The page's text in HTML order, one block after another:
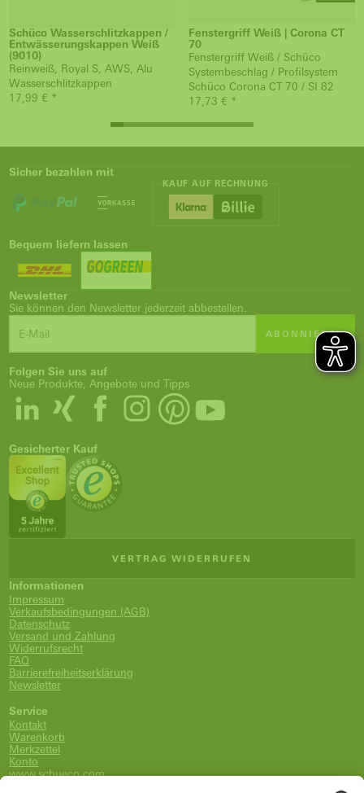
Schüco Wasserschlitzkappen /
Entwässerungskappen Weiß
(9010)
Reinweiß, Royal S, AWS, Alu
Wasserschlitzkappen
17,99 € *
Fenstergriff Weiß | Corona CT
70
Fenstergriff Weiß / Schüco
Systembeschlag / Profilsystem
Schüco Corona CT 70 / SI 82
17,73 € *
Sicher bezahlen mit
KAUF AUF RECHNUNG
Bequem liefern lassen
Newsletter
Sie können den Newsletter jederzeit abbestellen.
ABONNIEREN
Folgen Sie uns auf
Neue Produkte, Angebote und Tipps
Gesicherter Kauf
VERTRAG WIDERRUFEN
Informationen
Impressum
Verkaufsbedingungen (AGB)
Datenschutz
Versand und Zahlung
Widerrufsrecht
FAQ
Barrierefreiheitserklärung
Newsletter
Service
Kontakt
Warenkorb
Merkzettel
Konto
www.schueco.com